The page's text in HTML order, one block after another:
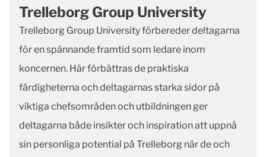
Trelleborg Group University
Trelleborg Group University förbereder deltagarna
för en spännande framtid som ledare inom
koncernen. Här förbättras de praktiska
färdigheterna och deltagarnas starka sidor på
viktiga chefsområden och utbildningen ger
deltagarna både insikter och inspiration att uppnå
sin personliga potential på Trelleborg när de och